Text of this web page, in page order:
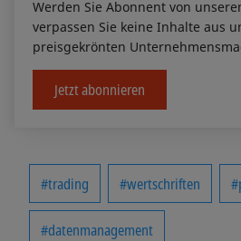
Werden Sie Abonnent von
verpassen Sie keine Inhalte aus
preisgekrönten
Jetzt abonnieren
#trading #wertschriften
#datenmanagement